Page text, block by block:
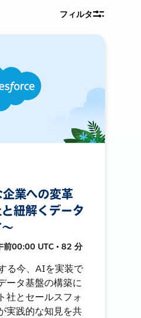
フィルタ
業への変革
紐解くデータ
00:00 UTC • 82 分
る今、AIを実装で
ータ基盤の構築に
社とセールスフォ
実践的な知見を共